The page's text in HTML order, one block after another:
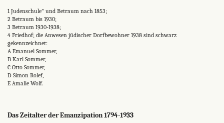
1 Judenschule" und Betraum nach 1853;
2 Betraum bis 1930;
3 Betraum 1930-1938;
4 Friedhof; die Anwesen jüdischer Dorfbewohner 1938 sind schwarz
gekennzeichnet:
A Emanuel Sommer,
B Karl Sommer,
C Otto Sommer,
D Simon Rolef,
E Amalie Wolf.
Das Zeitalter der Emanzipation 1794-1933